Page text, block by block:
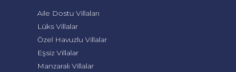
Aile Dostu Villaları
Lüks Villalar
Özel Havuzlu Villalar
Eşsiz Villalar
Manzaralı Villalar